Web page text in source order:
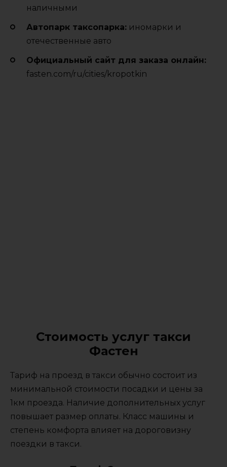
наличными
Автопарк таксопарка: иномарки и
отечественные авто
Официальный сайт для заказа онлайн:
fasten.com/ru/cities/kropotkin
Стоимость услуг такси
Фастен
Тариф на проезд в такси обычно состоит из
минимальной стоимости посадки и цены за
1км проезда. Наличие дополнительных услуг
повышает размер оплаты. Класс машины и
степень комфорта влияет на дороговизну
поездки в такси.